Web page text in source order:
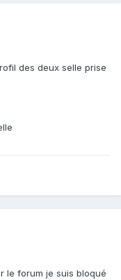
des deux selle prise
le forum je suis bloqué